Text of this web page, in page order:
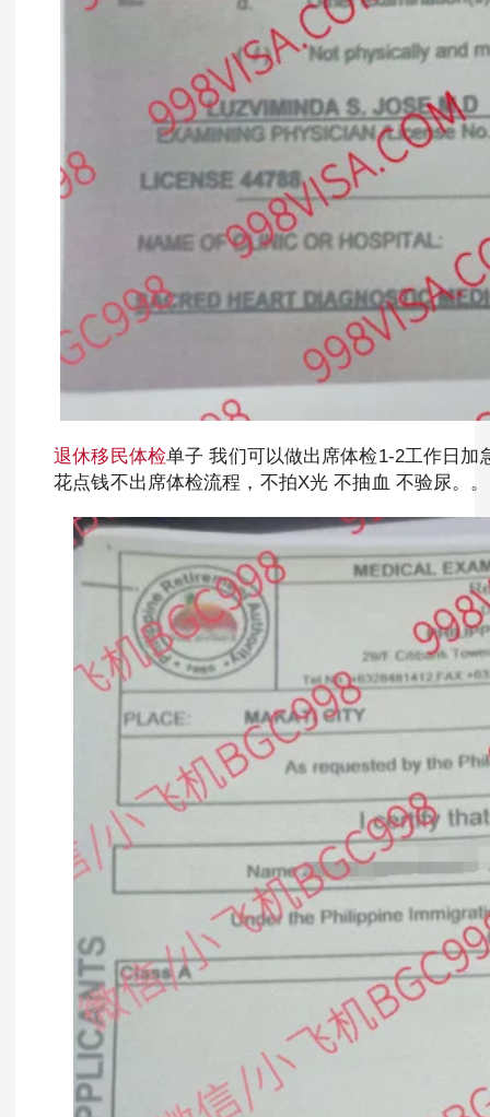
退休移民体检单子 我们可以做出席体检1-2工作日
花点钱不出席体检流程，不拍X光 不抽血 不验尿。